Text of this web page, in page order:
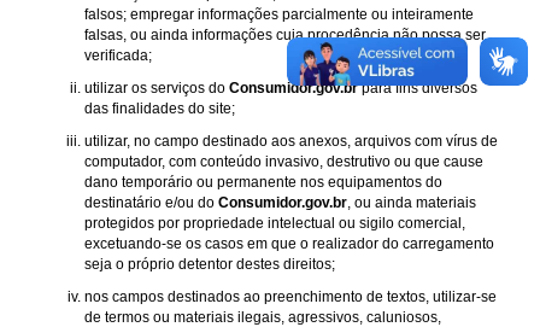
falsos; empregar informações parcialmente ou inteiramente
falsas, ou ainda informações cuja procedência não possa ser
verificada;
utilizar os serviços do Consumidor.gov.brpara fins diversos
das finalidades do site;
utilizar, no campo destinado aos anexos, arquivos com vírus de
computador, com conteúdo invasivo, destrutivo ou que cause
dano temporário ou permanente nos equipamentos do
destinatário e/ou do Consumidor.gov.br , ou ainda materiais
protegidos por propriedade intelectual ou sigilo comercial,
excetuando-se os casos em que o realizador do carregamento
seja o próprio detentor destes direitos;
nos campos destinados ao preenchimento de textos, utilizar-se
de termos ou materiais ilegais, agressivos, caluniosos,